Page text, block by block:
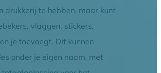
drukkerij te hebben, maar kunt
vlaggen, stickers,
je toevoegt. Dit kunnen
onder je eigen naam, met